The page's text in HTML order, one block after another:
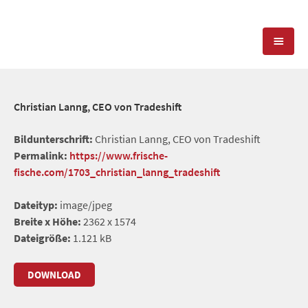
SOCIAL MEDIA
REFERENZEN
STANDORT & KONTAKT
PRESSESERVICE
Christian Lanng, CEO von Tradeshift
Bildunterschrift: Christian Lanng, CEO von Tradeshift
Permalink: https://www.frische-
fische.com/1703_christian_lanng_tradeshift
Dateityp: image/jpeg
Breite x Höhe: 2362 x 1574
Dateigröße: 1.121 kB
DOWNLOAD